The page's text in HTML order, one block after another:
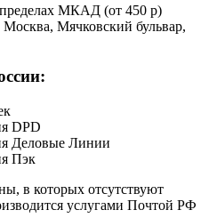
пределах МКАД (от 450 р)
Москва, Мячковский бульвар,
DPD
Деловые Линии
Пэк
в которых отсутствуют
услугами Почтой РФ